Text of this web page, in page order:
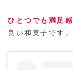
ひとつでも満足感
良い和菓子です。